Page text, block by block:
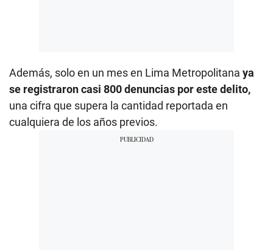
Además, solo en un mes en Lima Metropolitana ya
se registraron casi 800 denuncias por este delito,
una cifra que supera la cantidad reportada en
cualquiera de los años previos.